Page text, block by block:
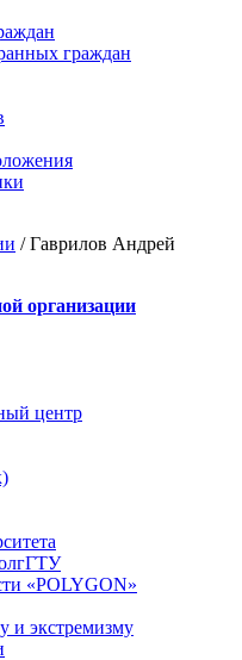
граждан
/ Гаврилов Андрей
организации
центр
«POLYGON»
и экстремизму